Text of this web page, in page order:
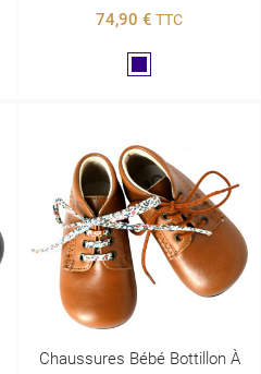
74,90 € TTC
Chaussures Bébé Bottillon À